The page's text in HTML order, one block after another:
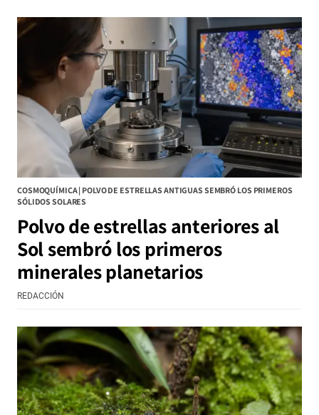
COSMOQUÍMICA | POLVO DE ESTRELLAS ANTIGUAS SEMBRÓ LOS PRIMEROS
SÓLIDOS SOLARES
Polvo de estrellas anteriores al
Sol sembró los primeros
minerales planetarios
REDACCIÓN